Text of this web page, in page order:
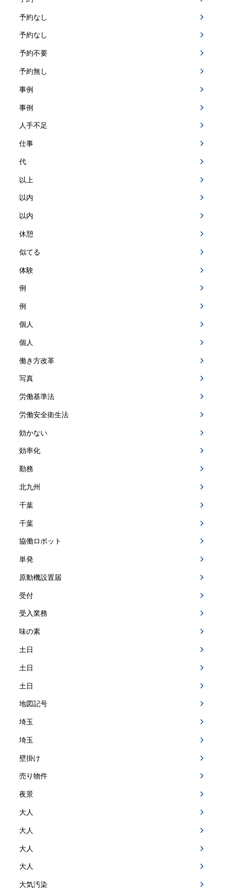
予約なし
予約なし
予約不要
予約無し
事例
事例
人手不足
仕事
代
以上
以内
以内
休憩
似てる
体験
例
例
個人
個人
働き方改革
写真
労働基準法
労働安全衛生法
効かない
効率化
勤務
北九州
千葉
千葉
協働ロボット
単発
原動機設置届
受付
受入業務
味の素
土日
土日
土日
地図記号
埼玉
埼玉
壁掛け
売り物件
夜景
大人
大人
大人
大人
大気汚染